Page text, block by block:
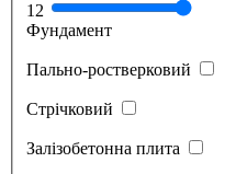
12
Фундамент
Пально-ростверковий
Стрічковий
Залізобетонна плита